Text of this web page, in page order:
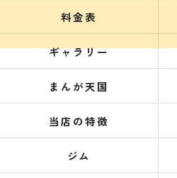
料金表
ギャラリー
まんが天国
当店の特徴
ジム